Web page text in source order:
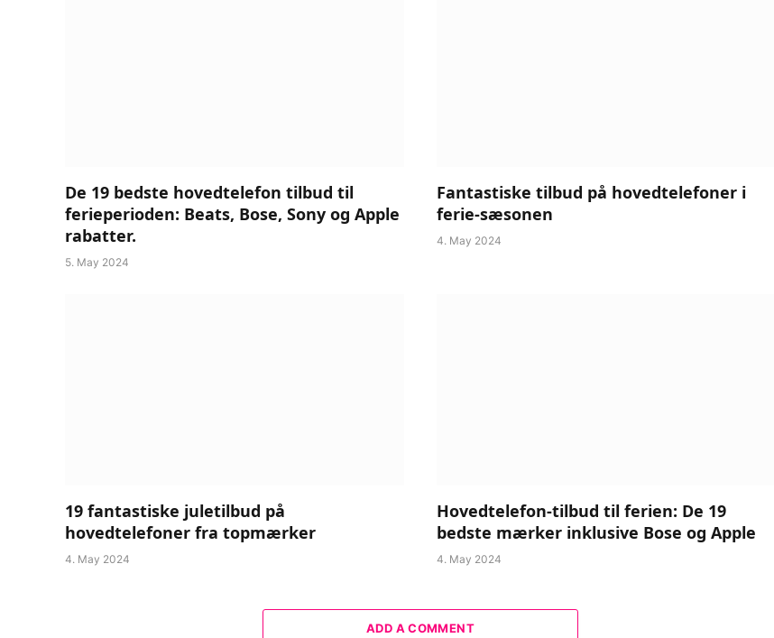
De 19 bedste hovedtelefon tilbud til
ferieperioden: Beats, Bose, Sony og Apple
rabatter.
5. May 2024
Fantastiske tilbud på hovedtelefoner i
ferie-sæsonen
4. May 2024
19 fantastiske juletilbud på
hovedtelefoner fra topmærker
4. May 2024
Hovedtelefon-tilbud til ferien: De 19
bedste mærker inklusive Bose og Apple
4. May 2024
ADD A COMMENT